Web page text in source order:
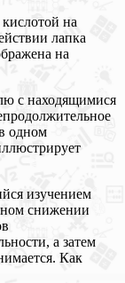
на
лапка
на
с находящимися
одном
изучением
снижении
а затем
Как